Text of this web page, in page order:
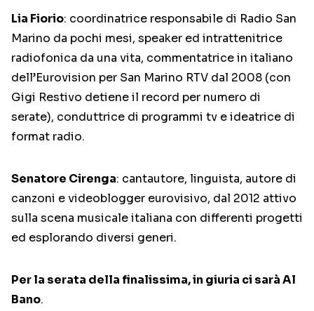
Lia Fiorio: coordinatrice responsabile di Radio San
Marino da pochi mesi, speaker ed intrattenitrice
radiofonica da una vita, commentatrice in italiano
dell’Eurovision per San Marino RTV dal 2008 (con
Gigi Restivo detiene il record per numero di
serate), conduttrice di programmi tv e ideatrice di
format radio.
Senatore Cirenga: cantautore, linguista, autore di
canzoni e videoblogger eurovisivo, dal 2012 attivo
sulla scena musicale italiana con differenti progetti
ed esplorando diversi generi.
Per la serata della finalissima, in giuria ci sarà Al
Bano.